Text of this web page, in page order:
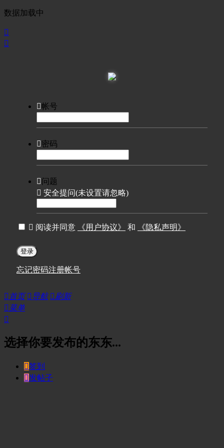
数据加载中


帐号
密码
问题
 安全提问(未设置请忽略)
 阅读并同意 《用户协议》 和 《隐私声明》
登录
忘记密码注册帐号
 首页 导航  刷新
菜单

选择你要发布的东东...
签到
发帖子